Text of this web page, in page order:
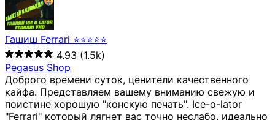
Гашиш Ferrari ⭐⭐⭐⭐⭐
4.93 (1.5k)
Pegasus Shop
Доброго времени суток, ценители качественного
кайфа. Представляем вашему вниманию свежую и
поистине хорошую "конскую печать". Ice-o-lator
"Ferrari" который лягнет вас точно неслабо, идеально